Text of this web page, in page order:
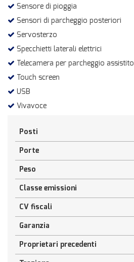
Sensore di pioggia
Sensori di parcheggio posteriori
Servosterzo
Specchietti laterali elettrici
Telecamera per parcheggio assistito
Touch screen
USB
Vivavoce
Posti
Porte
Peso
Classe emissioni
CV fiscali
Garanzia
Proprietari precedenti